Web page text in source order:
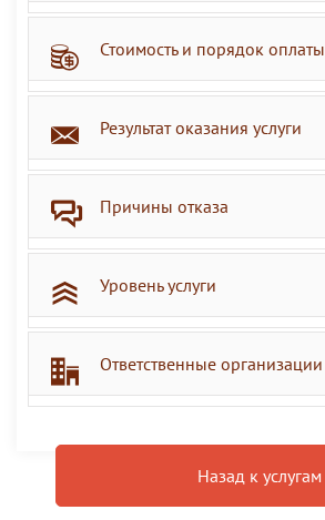
Стоимость и порядок оплаты
Результат оказания услуги
Причины отказа
Уровень услуги
Ответственные организации
Назад к услугам